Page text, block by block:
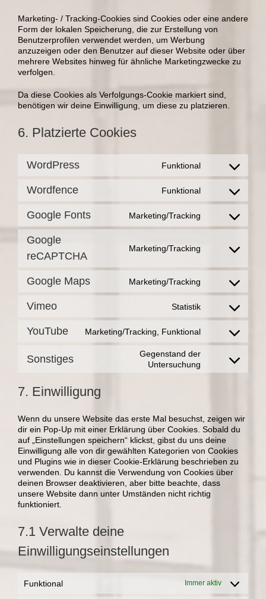
Marketing- / Tracking-Cookies sind Cookies oder eine andere
Form der lokalen Speicherung, die zur Erstellung von
Benutzerprofilen verwendet werden, um Werbung
anzuzeigen oder den Benutzer auf dieser Website oder über
mehrere Websites hinweg für ähnliche Marketingzwecke zu
verfolgen.
Da diese Cookies als Verfolgungs-Cookie markiert sind,
benötigen wir deine Einwilligung, um diese zu platzieren.
6. Platzierte Cookies
WordPress Funktional
Consent
to
service
wordpress
Wordfence Funktional
Consent
to
service
wordfence
Google Fonts Marketing/Tracking
Consent
to
google-
Google
reCAPTCHA
Marketing/Tracking
Consent
google-
recaptcha
Google Maps Marketing/Tracking
Consent
to
service
google-
maps
Vimeo Statistik
Consent
to
service
vimeo
YouTube Marketing/Tracking, Funktional
Consent
to
service
Sonstiges
Gegenstand der
Untersuchung
Consent
to
7. Einwilligung
Wenn du unsere Website das erste Mal besuchst, zeigen wir
dir ein Pop-Up mit einer Erklärung über Cookies. Sobald du
auf „Einstellungen speichern“ klickst, gibst du uns deine
Einwilligung alle von dir gewählten Kategorien von Cookies
und Plugins wie in dieser Cookie-Erklärung beschrieben zu
verwenden. Du kannst die Verwendung von Cookies über
deinen Browser deaktivieren, aber bitte beachte, dass
unsere Website dann unter Umständen nicht richtig
funktioniert.
7.1 Verwalte deine
Einwilligungseinstellungen
Funktional Immer aktiv